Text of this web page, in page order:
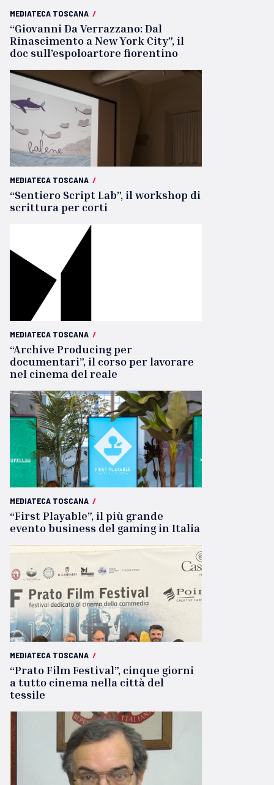
MEDIATECA TOSCANA /
“Giovanni Da Verrazzano: Dal
Rinascimento a New York City”, il
doc sull’espoloartore fiorentino
MEDIATECA TOSCANA /
“Sentiero Script Lab”, il workshop di
scrittura per corti
MEDIATECA TOSCANA /
“Archive Producing per
documentari”, il corso per lavorare
nel cinema del reale
MEDIATECA TOSCANA /
“First Playable”, il più grande
evento business del gaming in Italia
MEDIATECA TOSCANA /
“Prato Film Festival”, cinque giorni
a tutto cinema nella città del
tessile